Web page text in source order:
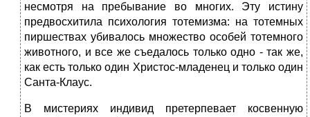
несмотря на пребывание во многих. Эту истину
предвосхитила психология тотемизма: на тотемных
пиршествах убивалось множество особей тотемного
животного, и все же съедалось только одно - так же,
как есть только один Христос-младенец и только один
Санта-Клаус.
В мистериях индивид претерпевает косвенную